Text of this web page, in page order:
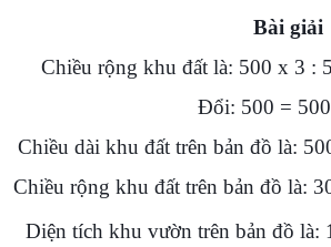
Bài giải
Chiều rộng khu đất là: 500 x 3 :
Đổi: 500 =
Chiều dài khu đất trên bản đồ là:
Chiều rộng khu đất trên bản đồ là:
Diện tích khu vườn trên bản đồ là: